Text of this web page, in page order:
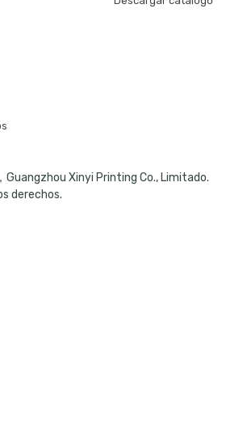
Xinyi Printing Co., Limitado.
derechos.